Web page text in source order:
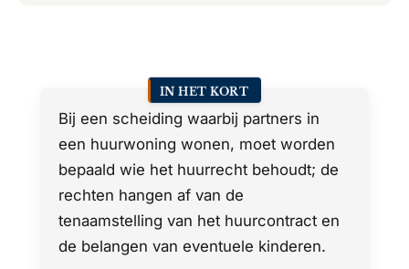
IN HET KORT
Bij een scheiding waarbij partners in
een huurwoning wonen, moet worden
bepaald wie het huurrecht behoudt; de
rechten hangen af van de
tenaamstelling van het huurcontract en
de belangen van eventuele kinderen.